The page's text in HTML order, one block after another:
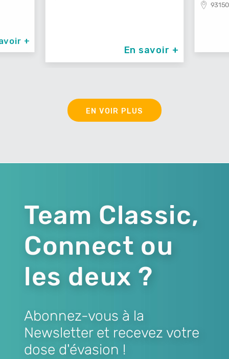
+
En savoir +
EN VOIR PLUS
Team Classic,
Connect ou
les deux ?
Abonnez-vous à la
Newsletter et recevez votre
dose d'évasion !